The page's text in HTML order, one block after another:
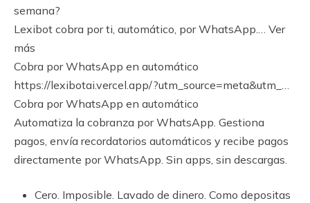
semana?
Lexibot cobra por ti, automático, por WhatsApp.… Ver
más
Cobra por WhatsApp en automático
https://lexibotai.vercel.app/?utm_source=meta&utm_…
Cobra por WhatsApp en automático
Automatiza la cobranza por WhatsApp. Gestiona
pagos, envía recordatorios automáticos y recibe pagos
directamente por WhatsApp. Sin apps, sin descargas.
Cero. Imposible. Lavado de dinero. Como depositas